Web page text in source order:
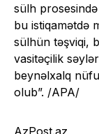
sülh
bu istiqamətdə
sülhün təşviqi,
vasitəçilik
beynəlxalq
olub”. /APA/